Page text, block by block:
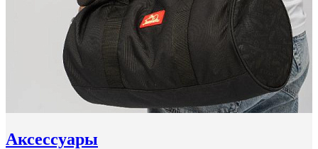
Аксессуары